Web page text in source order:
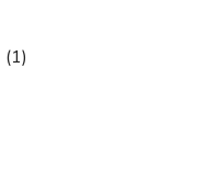
(1)